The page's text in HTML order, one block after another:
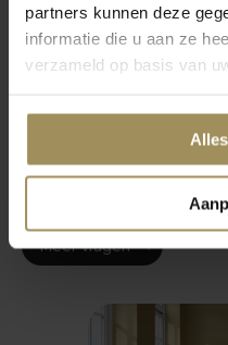
partners kunnen deze
informatie die u aan ze
verzameld op basis van
Wat voor soort
Hoeveel cm tussen
Meer vragen